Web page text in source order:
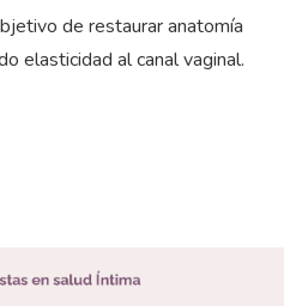
de restaurar anatomía
elasticidad al canal vaginal.